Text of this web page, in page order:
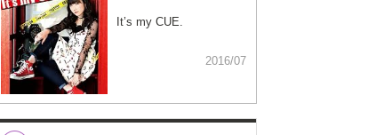
It’s my CUE.
2016/07